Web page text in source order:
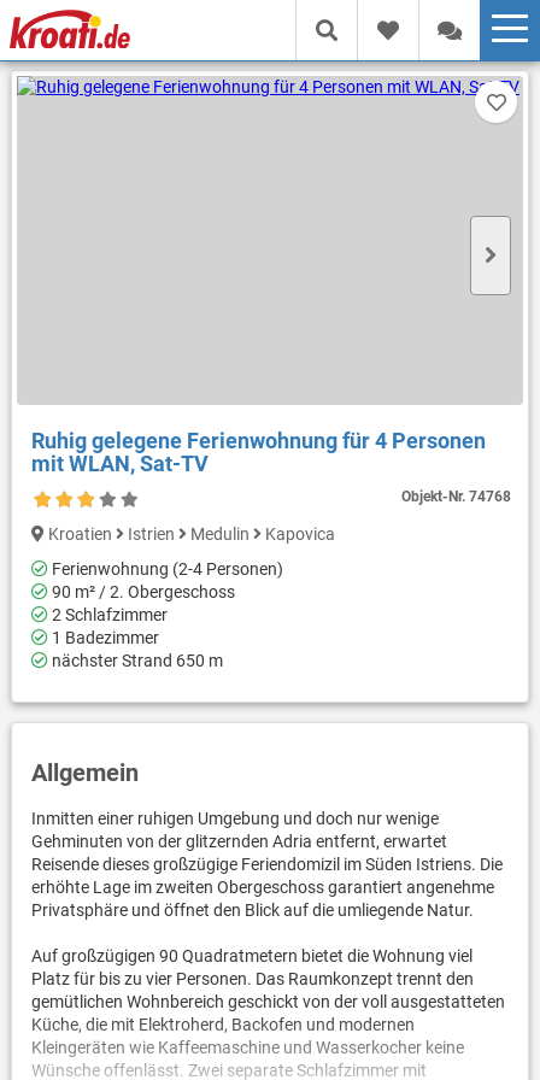
Ruhig gelegene Ferienwohnung für 4 Personen
mit WLAN, Sat-TV
Objekt-Nr.74768
Kroatien Istrien Medulin
Kapovica
Ferienwohnung (2-4 Personen)
90 m² / 2. Obergeschoss
2 Schlafzimmer
1 Badezimmer
nächster Strand 650 m
Allgemein
Inmitten einer ruhigen Umgebung und doch nur wenige
Gehminuten von der glitzernden Adria entfernt, erwartet
Reisende dieses großzügige Feriendomizil im Süden Istriens. Die
erhöhte Lage im zweiten Obergeschoss garantiert angenehme
Privatsphäre und öffnet den Blick auf die umliegende Natur.
Auf großzügigen 90 Quadratmetern bietet die Wohnung viel
Platz für bis zu vier Personen. Das Raumkonzept trennt den
gemütlichen Wohnbereich geschickt von der voll ausgestatteten
Küche, die mit Elektroherd, Backofen und modernen
Kleingeräten wie Kaffeemaschine und Wasserkocher keine
Wünsche offenlässt. Zwei separate Schlafzimmer mit